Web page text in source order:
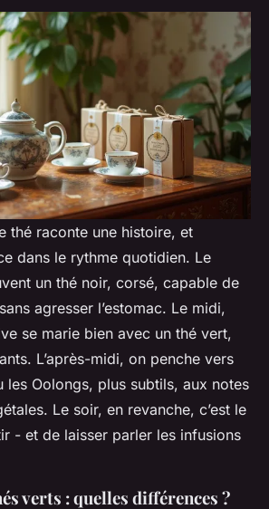
thé raconte une histoire, et
dans le rythme quotidien. Le
un thé noir, corsé, capable de
agresser l’estomac. Le midi,
se marie bien avec un thé vert,
L’après-midi, on penche vers
les Oolongs, plus subtils, aux notes
Le soir, en revanche, c’est le
- et de laisser parler les infusions
verts : quelles différences ?